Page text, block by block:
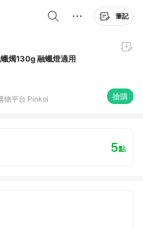
筆記
燭130g 融蠟燈適用
物平台 Pinkoi 搶購
5點